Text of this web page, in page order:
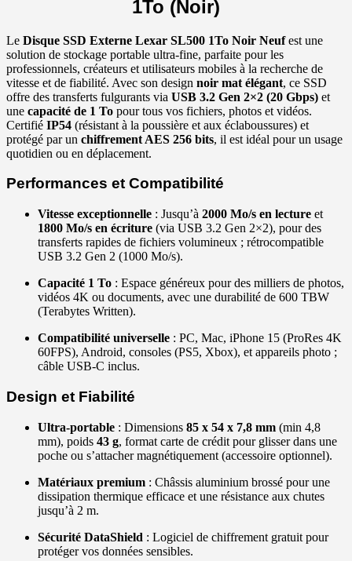
1To (Noir)
Le Disque SSD Externe Lexar SL500 1To Noir Neufest une
solution de stockage portable ultra-fine, parfaite pour les
professionnels, créateurs et utilisateurs mobiles à la recherche de
vitesse et de fiabilité. Avec son design noir mat élégant, ce SSD
offre des transferts fulgurants via USB 3.2 Gen 2×2 (20 Gbps) et
une capacité de 1 To pour tous vos fichiers, photos et vidéos.
Certifié IP54 (résistant à la poussière et aux éclaboussures) et
protégé par un chiffrement AES 256 bits, il est idéal pour un usage
quotidien ou en déplacement.
Performances et Compatibilité
Vitesse exceptionnelle : Jusqu’à 2000 Mo/s en lecture et
1800 Mo/s en écriture (via USB 3.2 Gen 2×2), pour des
transferts rapides de fichiers volumineux ; rétrocompatible
USB 3.2 Gen 2 (1000 Mo/s).
Capacité 1 To : Espace généreux pour des milliers de photos,
vidéos 4K ou documents, avec une durabilité de 600 TBW
(Terabytes Written).
Compatibilité universelle : PC, Mac, iPhone 15 (ProRes 4K
60FPS), Android, consoles (PS5, Xbox), et appareils photo ;
câble USB-C inclus.
Design et Fiabilité
Ultra-portable : Dimensions 85 x 54 x 7,8 mm (min 4,8
mm), poids 43 g, format carte de crédit pour glisser dans une
poche ou s’attacher magnétiquement (accessoire optionnel).
Matériaux premium : Châssis aluminium brossé pour une
dissipation thermique efficace et une résistance aux chutes
jusqu’à 2 m.
Sécurité DataShield : Logiciel de chiffrement gratuit pour
protéger vos données sensibles.